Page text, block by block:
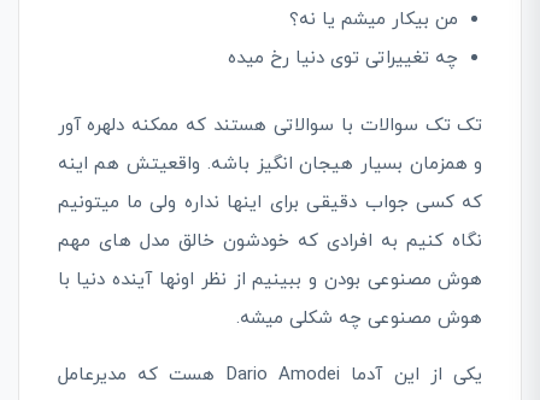
من بیکار میشم یا نه؟
چه تغییراتی توی دنیا رخ میده
تک تک سوالات با سوالاتی هستند که ممکنه دلهره آور
و همزمان بسیار هیجان انگیز باشه. واقعیتش هم اینه
که کسی جواب دقیقی برای اینها نداره ولی ما میتونیم
نگاه کنیم به افرادی که خودشون خالق مدل های مهم
هوش مصنوعی بودن و ببینیم از نظر اونها آینده دنیا با
هوش مصنوعی چه شکلی میشه.
یکی از این آدما Dario Amodei هست که مدیرعامل